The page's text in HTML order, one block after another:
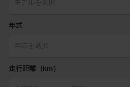
年式
走行距離（km）